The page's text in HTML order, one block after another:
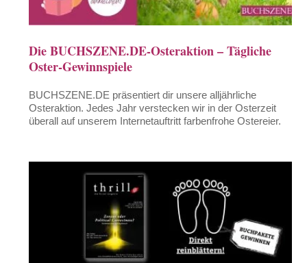
Die BUCHSZENE.DE-Osteraktion – Tägliche
Oster-Gewinnspiele
BUCHSZENE.DE präsentiert dir unsere alljährliche
Osteraktion. Jedes Jahr verstecken wir in der Osterzeit
überall auf unserem Internetauftritt farbenfrohe Ostereier.